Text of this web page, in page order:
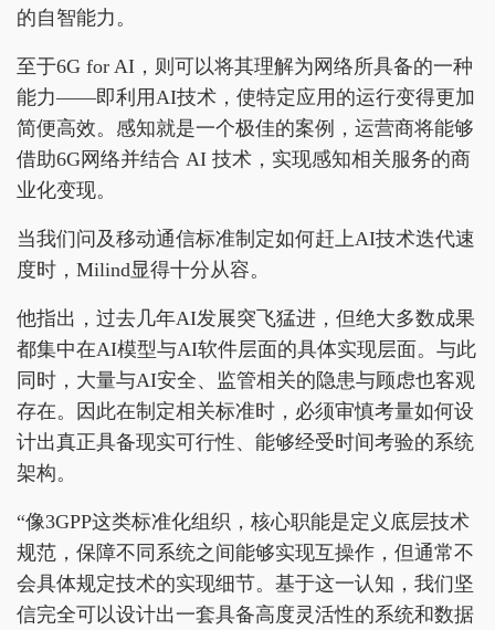
的自智能力。
至于6G for AI，则可以将其理解为网络所具备的一种
能力——即利用AI技术，使特定应用的运行变得更加
简便高效。感知就是一个极佳的案例，运营商将能够
借助6G网络并结合 AI 技术，实现感知相关服务的商
业化变现。
当我们问及移动通信标准制定如何赶上AI技术迭代速
度时，Milind显得十分从容。
他指出，过去几年AI发展突飞猛进，但绝大多数成果
都集中在AI模型与AI软件层面的具体实现层面。与此
同时，大量与AI安全、监管相关的隐患与顾虑也客观
存在。因此在制定相关标准时，必须审慎考量如何设
计出真正具备现实可行性、能够经受时间考验的系统
架构。
“像3GPP这类标准化组织，核心职能是定义底层技术
规范，保障不同系统之间能够实现互操作，但通常不
会具体规定技术的实现细节。基于这一认知，我们坚
信完全可以设计出一套具备高度灵活性的系统和数据